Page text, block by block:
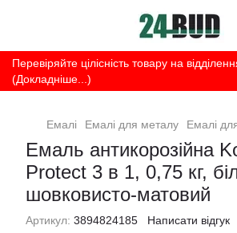
Перевіряйте цілісність товару на
(Докладніше...)
Емалі Емалі для металу Емалі
Емаль антикорозійна
Protect 3 в 1, 0,75 кг,
шовковисто-матовий
Артикул: 3894824185 Написати відгук